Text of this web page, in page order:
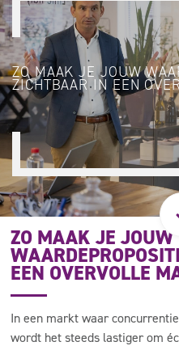
ZO MAAK JE JOUW
ZICHTBAAR IN EEN
ZO MAAK JE JOUW
EEN OVERVOLLE
In een markt waar
wordt het steeds lastiger om